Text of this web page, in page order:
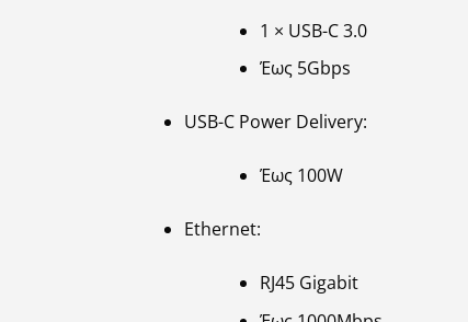
1 × USB-C 3.0
Έως 5Gbps
USB-C Power Delivery:
Έως 100W
Ethernet:
RJ45 Gigabit